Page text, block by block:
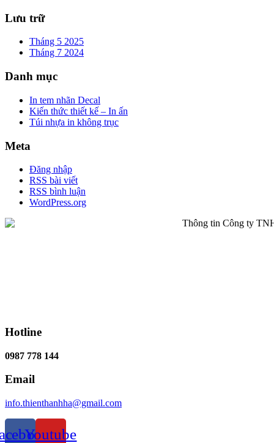
Lưu trữ
Tháng 5 2025
Tháng 7 2024
Danh mục
In tem nhãn Decal
Kiến thức thiết kế – In ấn
Túi nhựa in không trục
Meta
Đăng nhập
RSS bài viết
RSS bình luận
WordPress.org
Hotline
0987 778 144
Email
info.thienthanhha@gmail.com
Youtube